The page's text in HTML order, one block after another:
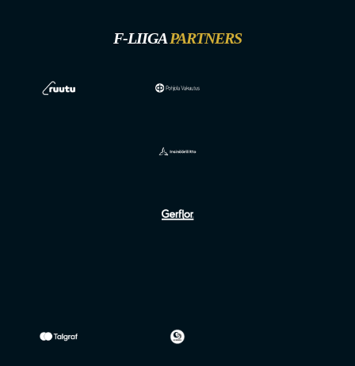
F-LIIGAPARTNERS